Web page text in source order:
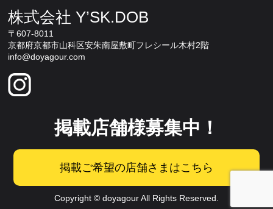
株式会社 Y’SK.DOB
〒607-8011
京都府京都市山科区安朱南屋敷町フレシール木村2階
info@doyagour.com
掲載店舗様募集中！
掲載ご希望の店舗さまはこちら
Copyright © doyagour All Rights Reserved.